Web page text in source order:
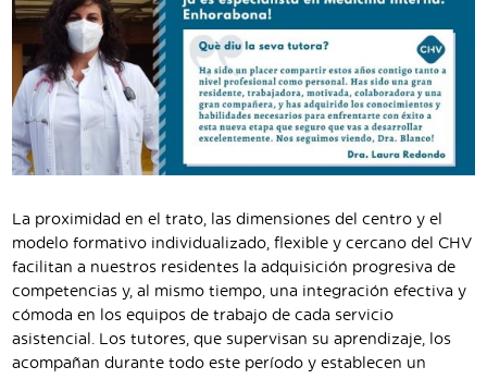
La proximidad en el trato, las dimensiones del centro y el
modelo formativo individualizado, flexible y cercano del CHV
facilitan a nuestros residentes la adquisición progresiva de
competencias y, al mismo tiempo, una integración efectiva y
cómoda en los equipos de trabajo de cada servicio
asistencial. Los tutores, que supervisan su aprendizaje, los
acompañan durante todo este período y establecen un